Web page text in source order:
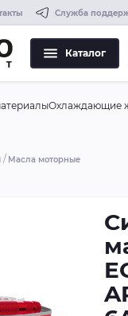
Служба
Каталог
Охлаждающие
Масла моторные